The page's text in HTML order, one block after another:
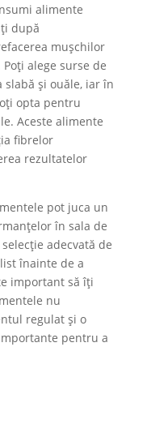
alimente
după
mușchilor
alege surse de
slabă și ouăle, iar în
opta pentru
Aceste alimente
fibrelor
rezultatelor
pot juca un
în sala de
adecvată de
înainte de a
important să îți
nu
regulat și o
pentru a